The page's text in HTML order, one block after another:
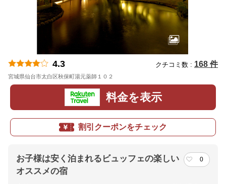
4.3 クチコミ数 : 168 件
宮城県仙台市太白区秋保町湯元薬師１０２
料金を表示
割引クーポンをチェック
お子様は安く泊まれるビュッフェの楽しい
オススメの宿
0